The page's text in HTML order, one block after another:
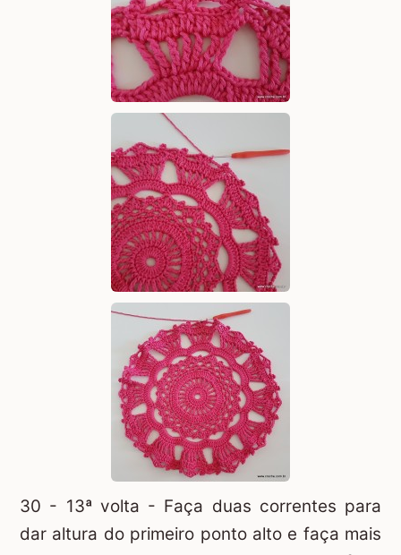
30 - 13ª volta - Faça duas correntes para
dar altura do primeiro ponto alto e faça mais